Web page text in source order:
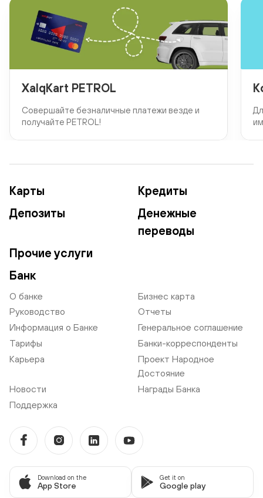
XalqKart PETROL
Совершайте безналичные платежи везде и
получайте PETROL!
Карты
Кредиты
Депозиты
Денежные
переводы
Прочие услуги
Банк
О банке
Бизнес карта
Руководство
Отчеты
Информация о Банке
Генеральное соглашение
Тарифы
Банки-корреспонденты
Карьера
Проект Народное
Достояние
Новости
Награды Банка
Поддержка
Download on the
App Store
Get it on
Google play